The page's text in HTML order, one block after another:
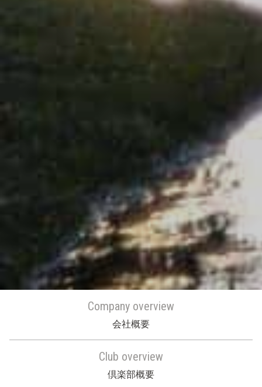
Company overview
会社概要
Club overview
倶楽部概要